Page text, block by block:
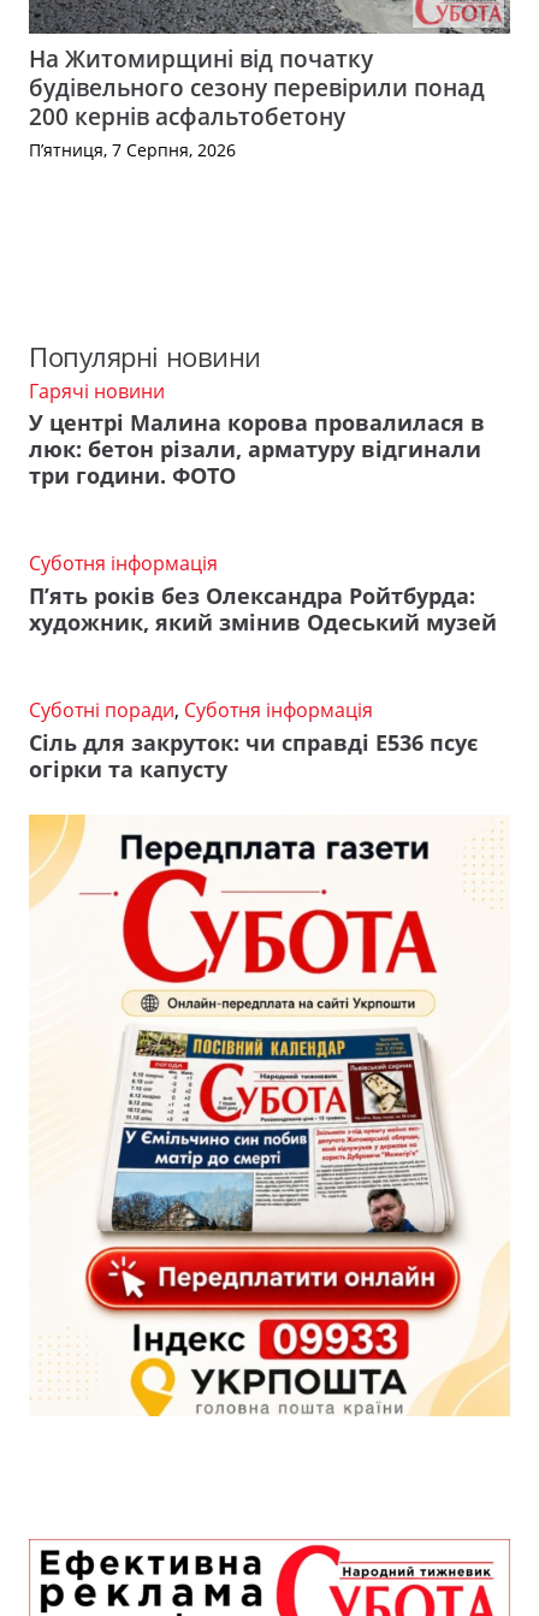
На Житомирщині від початку
будівельного сезону перевірили понад
200 кернів асфальтобетону
П’ятниця, 7 Серпня, 2026
Популярні новини
Гарячі новини
У центрі Малина корова провалилася в
люк: бетон різали, арматуру відгинали
три години. ФОТО
Суботня інформація
П’ять років без Олександра Ройтбурда:
художник, який змінив Одеський музей
Суботні поради, Суботня інформація
Сіль для закруток: чи справді Е536 псує
огірки та капусту